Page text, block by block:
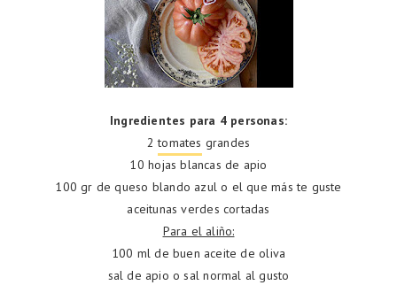
Ingredientes para 4 personas:
2tomates grandes
10 hojas blancas de apio
100 gr de queso blando azul o el que más te guste
aceitunas verdes cortadas
Para el aliño:
100 ml de buen aceite de oliva
sal de apio o sal normal al gusto